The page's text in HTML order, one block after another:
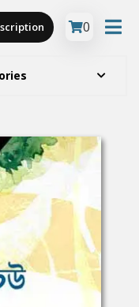
0